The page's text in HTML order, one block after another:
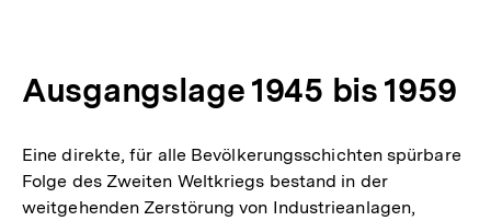
Ausgangslage 1945 bis 1959
Eine direkte, für alle Bevölkerungsschichten spürbare
Folge des Zweiten Weltkriegs bestand in der
weitgehenden Zerstörung von Industrieanlagen,